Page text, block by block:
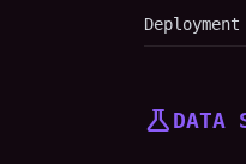
Deployment
scienceDATA